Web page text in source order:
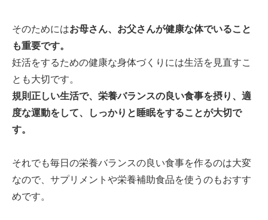
そのためにはお母さん、お父さんが健康な体でいること
も重要です。
妊活をするための健康な身体づくりには生活を見直すこ
とも大切です。
規則正しい生活で、栄養バランスの良い食事を摂り、適
度な運動をして、しっかりと睡眠をすることが大切で
す。
それでも毎日の栄養バランスの良い食事を作るのは大変
なので、サプリメントや栄養補助食品を使うのもおすす
めです。